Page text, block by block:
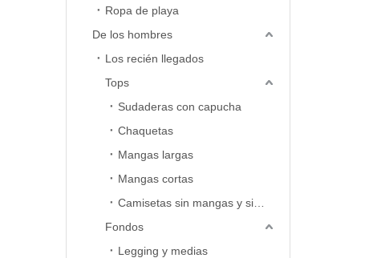
Ropa de playa
De los hombres
Los recién llegados
Tops
Sudaderas con capucha
Chaquetas
Mangas largas
Mangas cortas
Fondos
Legging y medias